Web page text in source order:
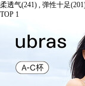
柔透气(241) , 弹性十足
TOP 1